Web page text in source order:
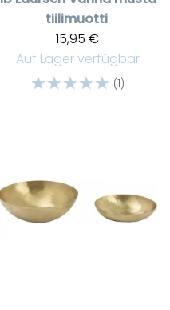
tiilimuotti
15,95 €
Auf Lager verfügbar
☆☆☆☆☆ (1)